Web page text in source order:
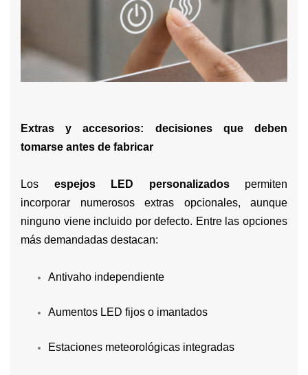
Extras y accesorios: decisiones que deben
tomarse antes de fabricar
Los espejos LED personalizadospermiten
incorporar numerosos extras opcionales, aunque
ninguno viene incluido por defecto. Entre las opciones
más demandadas destacan:
Antivaho independiente
Aumentos LED fijos o imantados
Estaciones meteorológicas integradas